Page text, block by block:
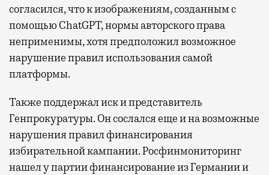
согласился, что к изображениям, созданным с
помощью ChatGPT, нормы авторского права
неприменимы, хотя предположил возможное
нарушение правил использования самой
платформы.
Также поддержал иск и представитель
Генпрокуратуры. Он сослался еще и на возможные
нарушения правил финансирования
избирательной кампании. Росфинмониторинг
нашел у партии финансирование из Германии и